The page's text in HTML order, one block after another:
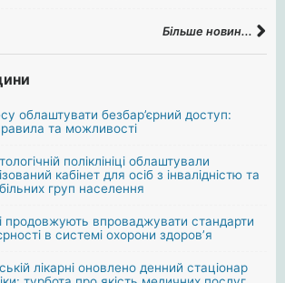
Більше новин...
облаштувати безбар’єрний доступ:
та можливості
поліклініці облаштували
кабінет для осіб з інвалідністю та
груп населення
продовжують впроваджувати стандарти
в системі охорони здоров’я
лікарні оновлено денний стаціонар